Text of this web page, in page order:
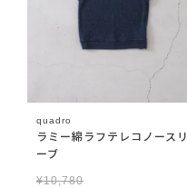
quadro
ラミー綿ラフテレコノースリ
ーブ
¥10,780